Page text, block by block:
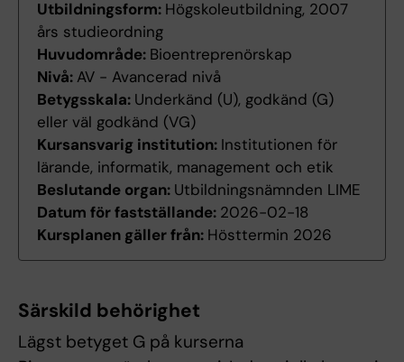
Utbildningsform: Högskoleutbildning, 2007
års studieordning
Huvudområde: Bioentreprenörskap
Nivå: AV - Avancerad nivå
Betygsskala: Underkänd (U), godkänd (G)
eller väl godkänd (VG)
Kursansvarig institution: Institutionen för
lärande, informatik, management och etik
Beslutande organ: Utbildningsnämnden LIME
Datum för fastställande: 2026-02-18
Kursplanen gäller från: Hösttermin 2026
Särskild behörighet
Lägst betyget G på kurserna